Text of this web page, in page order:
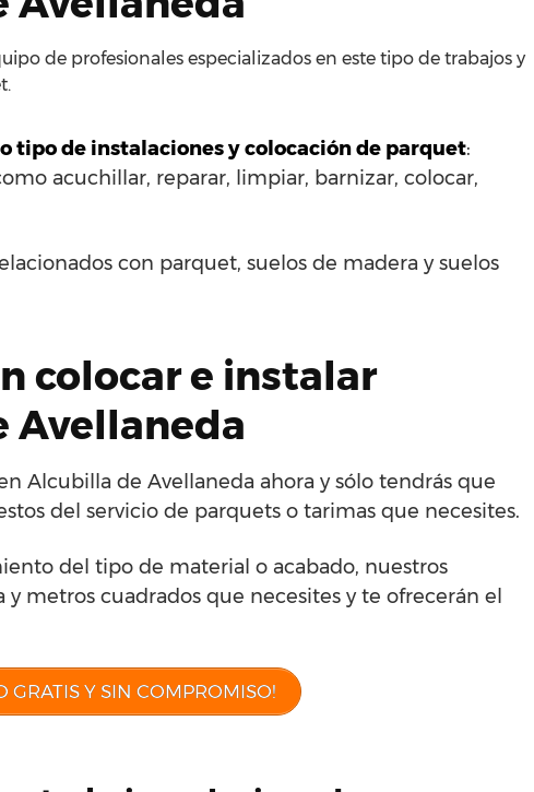
de profesionales especializados en este tipo de trabajos y
tipo de instalaciones y colocación de parquet:
acuchillar, reparar, limpiar, barnizar, colocar,
con parquet, suelos de madera y suelos
colocar e instalar
Avellaneda
Alcubilla de Avellaneda ahora y sólo tendrás que
del servicio de parquets o tarimas que necesites.
del tipo de material o acabado, nuestros
metros cuadrados que necesites y te ofrecerán el
GRATIS Y SIN COMPROMISO!